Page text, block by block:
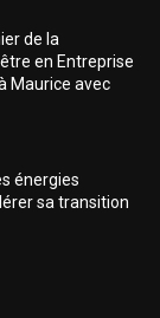
de la
en Entreprise
Maurice avec
énergies
sa transition